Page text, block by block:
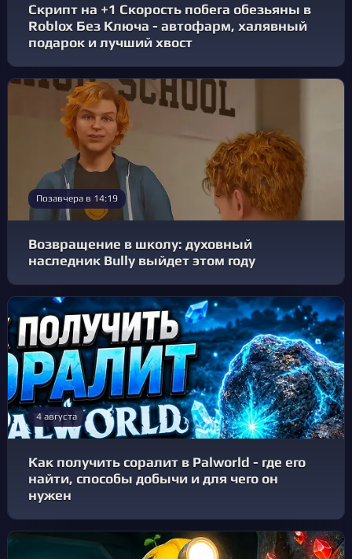
Скрипт на +1 Скорость побега обезьяны в
Roblox Без Ключа - автофарм, халявный
подарок и лучший хвост
Позавчера в 14:19
Возвращение в школу: духовный
наследник Bully выйдет этом году
4 августа
Как получить соралит в Palworld - где его
найти, способы добычи и для чего он
нужен